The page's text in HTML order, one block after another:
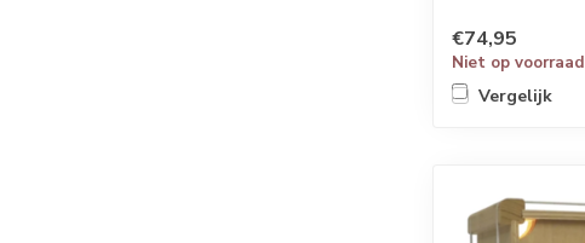
€74,95
Niet op voorraad
Vergelijk